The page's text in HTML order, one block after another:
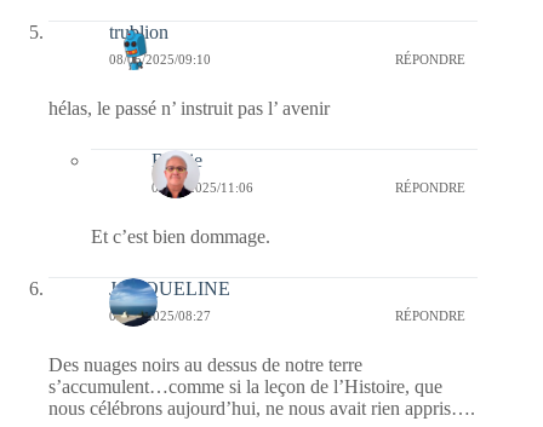
trublion
08/05/2025/09:10 RÉPONDRE
hélas, le passé n’ instruit pas l’ avenir
Bernie
08/05/2025/11:06 RÉPONDRE
Et c’est bien dommage.
JACQUELINE
08/05/2025/08:27 RÉPONDRE
Des nuages noirs au dessus de notre terre
s’accumulent…comme si la leçon de l’Histoire, que
nous célébrons aujourd’hui, ne nous avait rien appris….